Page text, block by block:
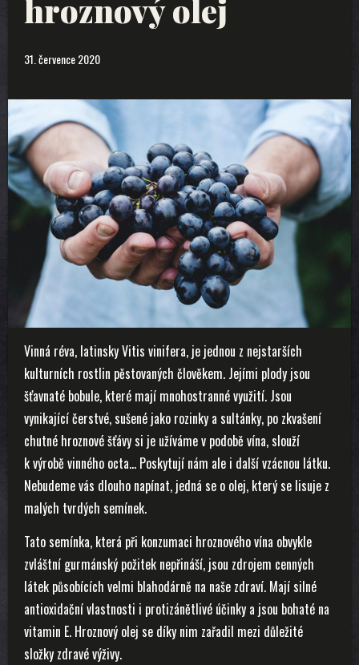
hroznový olej
31. července 2020
Vinná réva, latinsky Vitis vinifera, je jednou z nejstarších
kulturních rostlin pěstovaných člověkem. Jejími plody jsou
šťavnaté bobule, které mají mnohostranné využití. Jsou
vynikající čerstvé, sušené jako rozinky a sultánky, po zkvašení
chutné hroznové šťávy si je užíváme v podobě vína, slouží
k výrobě vinného octa… Poskytují nám ale i další vzácnou látku.
Nebudeme vás dlouho napínat, jedná se o olej, který se lisuje z
malých tvrdých semínek.
Tato semínka, která při konzumaci hroznového vína obvykle
zvláštní gurmánský požitek nepřináší, jsou zdrojem cenných
látek působících velmi blahodárně na naše zdraví. Mají silné
antioxidační vlastnosti i protizánětlivé účinky a jsou bohaté na
vitamin E. Hroznový olej se díky nim zařadil mezi důležité
složky zdravé výživy.